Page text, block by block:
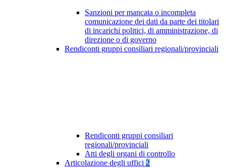
Sanzioni per mancata o incompleta
comunicazione dei dati da parte dei titolari
di incarichi politici, di amministrazione, di
direzione o di governo
Rendiconti gruppi consiliari regionali/provinciali
Rendiconti gruppi consiliari
regionali/provinciali
Atti degli organi di controllo
Articolazione degli uffici 2